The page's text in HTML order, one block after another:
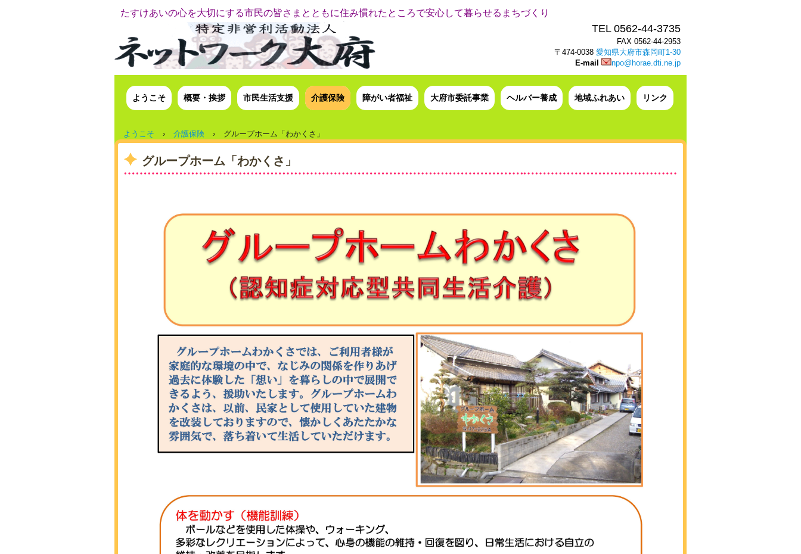
たすけあいの心を大切にする市民の皆さまとともに住み慣れたところで安心して暮らせるまちづくり
TEL 0562-44-3735
FAX 0562-44-2953
〒474-0038 愛知県大府市森岡町1-30
E-mail
npo@horae.dti.ne.jp
ようこそ 概要・挨拶 市民生活支援 介護保険 障がい者福祉 大府市委託事業 ヘルバー養成 地域ふれあい リンク
ようこそ › 介護保険 › グループホーム「わかくさ」
グループホーム「わかくさ」